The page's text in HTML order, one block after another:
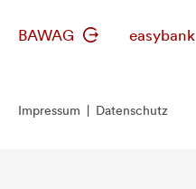
BAWAG easybank
Impressum Datenschutz